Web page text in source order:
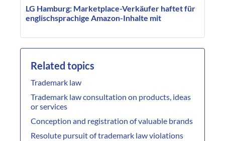
LG Hamburg: Marketplace-Verkäufer haftet für
englischsprachige Amazon-Inhalte mit
Related topics
Trademark law
Trademark law consultation on products, ideas
or services
Conception and registration of valuable brands
Resolute pursuit of trademark law violations